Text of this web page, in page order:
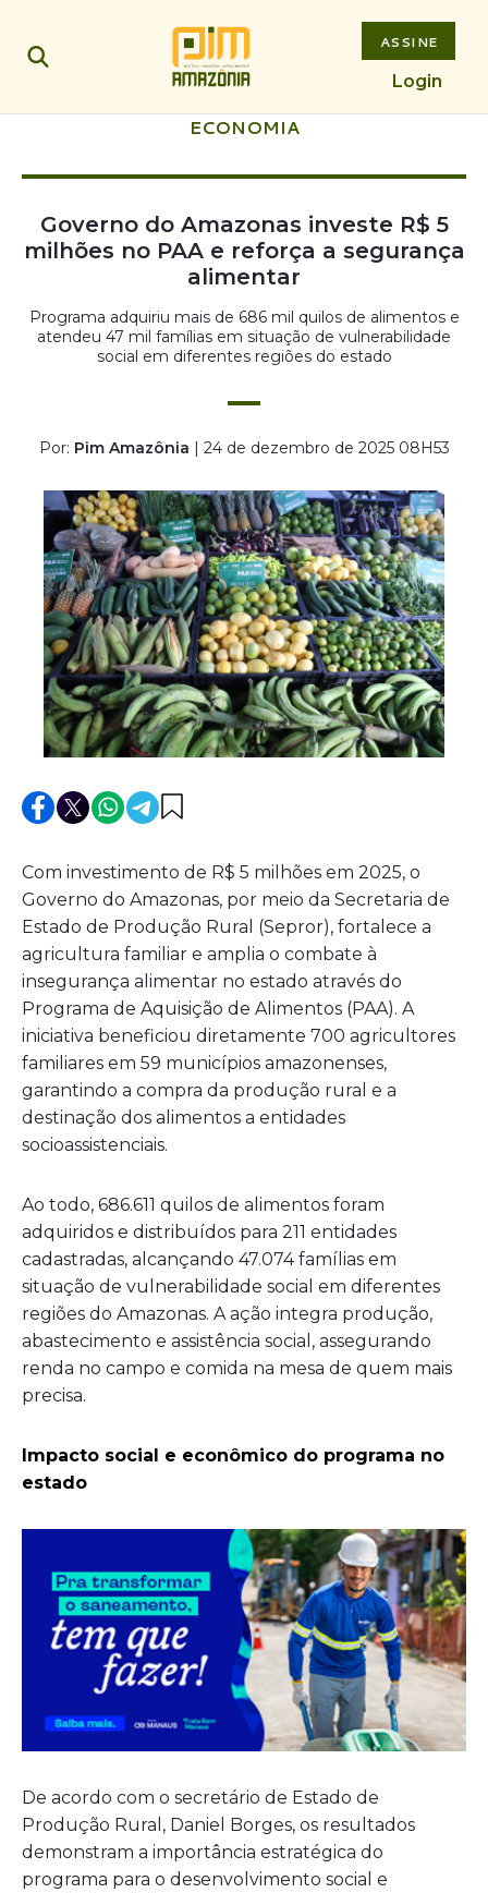
ASSINE
Login
ECONOMIA
Governo do Amazonas investe R$ 5
milhões no PAA e reforça a segurança
alimentar
Programa adquiriu mais de 686 mil quilos de alimentos e
atendeu 47 mil famílias em situação de vulnerabilidade
social em diferentes regiões do estado
Por: Pim Amazônia | 24 de dezembro de 2025 08H53
Com investimento de R$ 5 milhões em 2025, o
Governo do Amazonas, por meio da Secretaria de
Estado de Produção Rural (Sepror), fortalece a
agricultura familiar e amplia o combate à
insegurança alimentar no estado através do
Programa de Aquisição de Alimentos (PAA). A
iniciativa beneficiou diretamente 700 agricultores
familiares em 59 municípios amazonenses,
garantindo a compra da produção rural e a
destinação dos alimentos a entidades
socioassistenciais.
Ao todo, 686.611 quilos de alimentos foram
adquiridos e distribuídos para 211 entidades
cadastradas, alcançando 47.074 famílias em
situação de vulnerabilidade social em diferentes
regiões do Amazonas. A ação integra produção,
abastecimento e assistência social, assegurando
renda no campo e comida na mesa de quem mais
precisa.
Impacto social e econômico do programa no
estado
De acordo com o secretário de Estado de
Produção Rural, Daniel Borges, os resultados
demonstram a importância estratégica do
programa para o desenvolvimento social e